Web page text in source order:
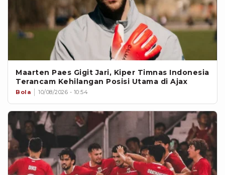
Maarten Paes Gigit Jari, Kiper Timnas Indonesia
Terancam Kehilangan Posisi Utama di Ajax
Bola 10/08/2026 - 10:54